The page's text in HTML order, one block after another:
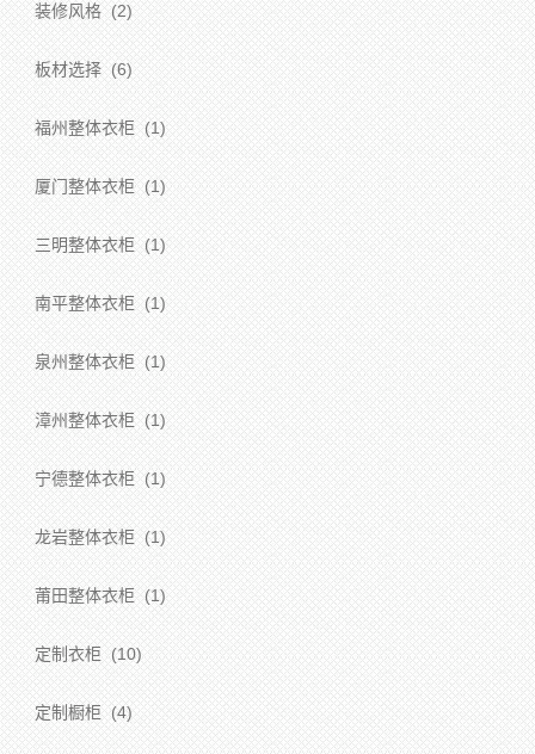
装修风格 (2)
板材选择 (6)
福州整体衣柜 (1)
厦门整体衣柜 (1)
三明整体衣柜 (1)
南平整体衣柜 (1)
泉州整体衣柜 (1)
漳州整体衣柜 (1)
宁德整体衣柜 (1)
龙岩整体衣柜 (1)
莆田整体衣柜 (1)
定制衣柜 (10)
定制橱柜 (4)